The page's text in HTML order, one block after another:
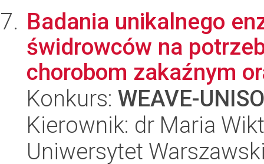
Badania unikalnego
świdrowców na
chorobom zakaźnym
Konkurs: WEAVE-
Kierownik: dr Maria
Uniwersytet